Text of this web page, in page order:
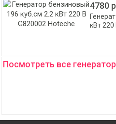
4780
кВт 220
Посмотреть все